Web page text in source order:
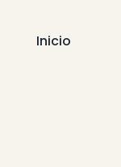
Inicio